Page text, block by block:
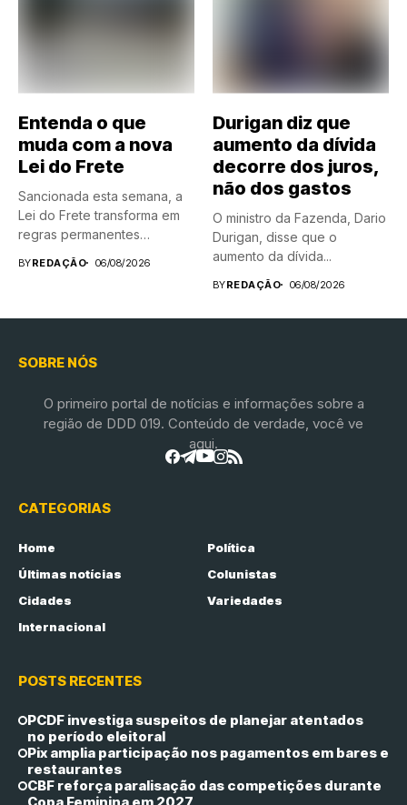
Entenda o que
muda com a nova
Lei do Frete
Sancionada esta semana, a
Lei do Frete transforma em
regras permanentes
BYREDAÇÃO 06/08/2026
Durigan diz que
aumento da dívida
decorre dos juros,
não dos gastos
O ministro da Fazenda, Dario
Durigan, disse que o
aumento da dívida...
BYREDAÇÃO 06/08/2026
SOBRE NÓS
O primeiro portal de notícias e informações sobre a
região de DDD 019. Conteúdo de verdade, você ve
aqui.
CATEGORIAS
Home
Política
Últimas notícias
Colunistas
Cidades
Variedades
Internacional
POSTS RECENTES
PCDF investiga suspeitos de planejar atentados
no período eleitoral
Pix amplia participação nos pagamentos em bares e
restaurantes
CBF reforça paralisação das competições durante
Copa Feminina em 2027